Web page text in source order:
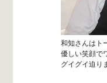
和知さんはト
優しい笑顔で
グイグイ迫り